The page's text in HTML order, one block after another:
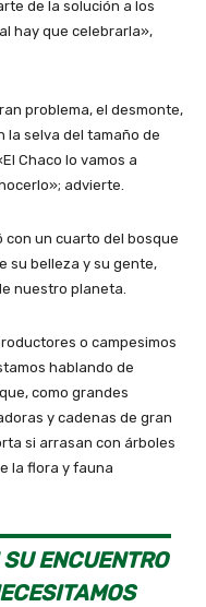
de la solución a los
hay que celebrarla»,
problema, el desmonte,
la selva del tamaño de
Chaco lo vamos a
advierte.
con un cuarto del bosque
su belleza y su gente,
nuestro planeta.
o campesimos
hablando de
como grandes
y cadenas de gran
si arrasan con árboles
la flora y fauna
ENCUENTRO